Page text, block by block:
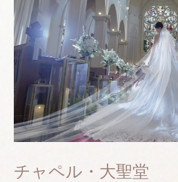
チャペル・大聖堂